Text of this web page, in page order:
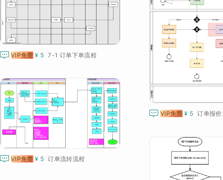
 VIP免费 ¥ 5 7-1 订单下单流程
 VIP免费 ¥ 5 订单报
 VIP免费 ¥ 5 订单流转流程